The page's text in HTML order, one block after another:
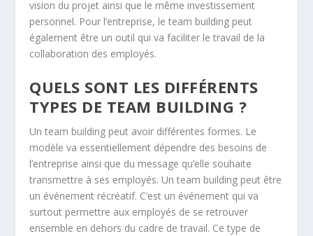
vision du projet ainsi que le même investissement
personnel. Pour l’entreprise, le team building peut
également être un outil qui va faciliter le travail de la
collaboration des employés.
QUELS SONT LES DIFFÉRENTS
TYPES DE TEAM BUILDING ?
Un team building peut avoir différentes formes. Le
modèle va essentiellement dépendre des besoins de
l’entreprise ainsi que du message qu’elle souhaite
transmettre à ses employés. Un team building peut être
un événement récréatif. C’est un événement qui va
surtout permettre aux employés de se retrouver
ensemble en dehors du cadre de travail. Ce type de